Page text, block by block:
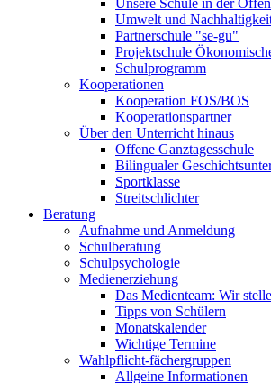
Unsere Schule in der
Umwelt und
Partnerschule "se-gu"
Projektschule
Schulprogramm
Kooperationen
Kooperation FOS/BOS
Kooperationspartner
Über den Unterricht hinaus
Offene Ganztagesschule
Bilingualer
Sportklasse
Streitschlichter
Beratung
Aufnahme und Anmeldung
Schulberatung
Schulpsychologie
Medienerziehung
Das Medienteam: Wir
Tipps von Schülern
Monatskalender
Wichtige Termine
Wahlpflicht-fächergruppen
Allgeine Informationen